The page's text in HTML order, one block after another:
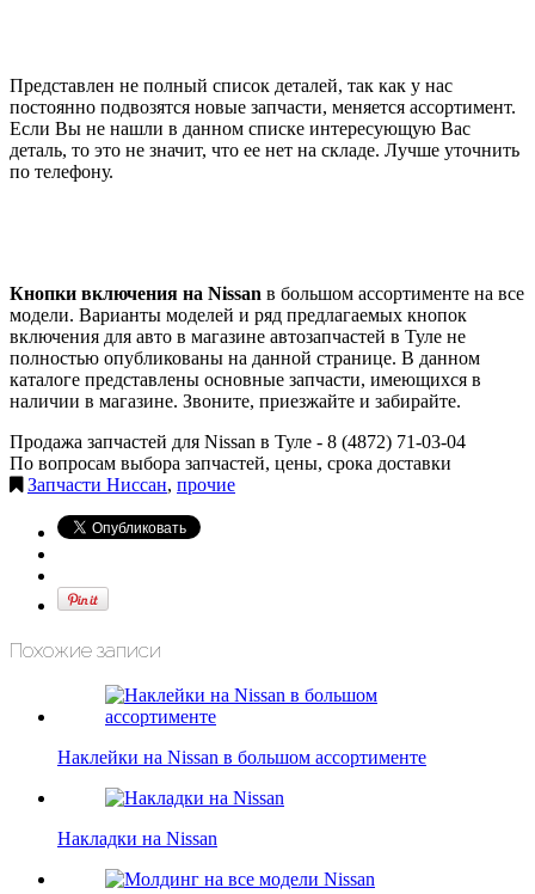
Представлен не полный список деталей, так как у нас
постоянно подвозятся новые запчасти, меняется ассортимент.
Если Вы не нашли в данном списке интересующую Вас
деталь, то это не значит, что ее нет на складе. Лучше уточнить
по телефону.
Кнопки включения на Nissan в большом ассортименте на все
модели. Варианты моделей и ряд предлагаемых кнопок
включения для авто в магазине автозапчастей в Туле не
полностью опубликованы на данной странице. В данном
каталоге представлены основные запчасти, имеющихся в
наличии в магазине. Звоните, приезжайте и забирайте.
Продажа запчастей для Nissan в Туле - 8 (4872) 71-03-04
По вопросам выбора запчастей, цены, срока доставки
Запчасти Ниссан, прочие
Похожие записи
Наклейки на Nissan в большом ассортименте
Накладки на Nissan